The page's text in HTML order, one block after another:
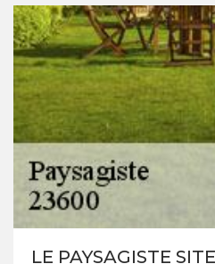
LE PAYSAGISTE